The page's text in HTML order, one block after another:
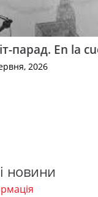
парад. En la
2026
новини